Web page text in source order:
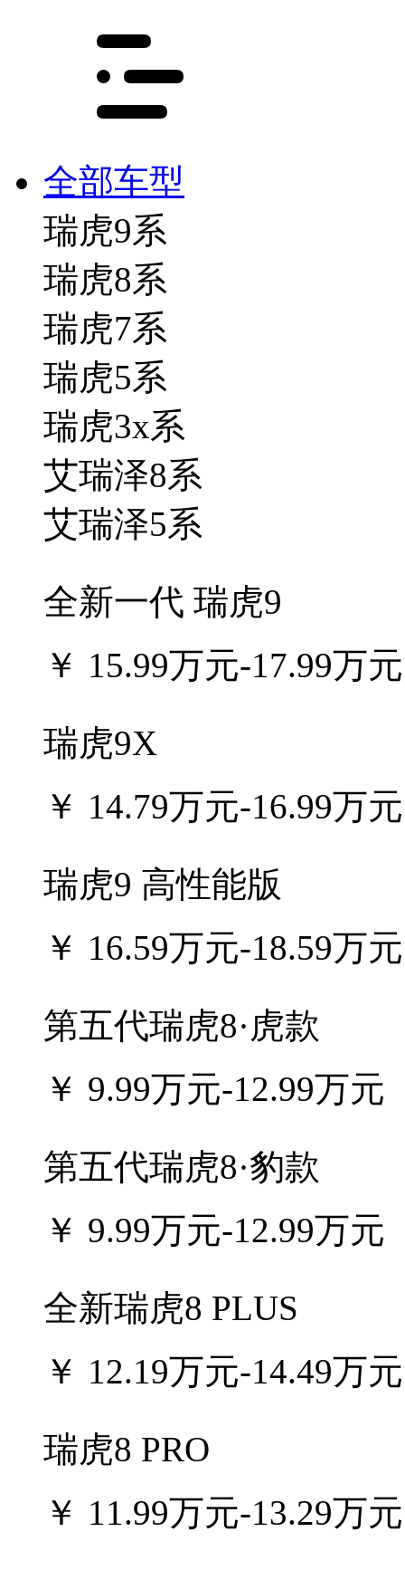
全部车型
瑞虎9系
瑞虎8系
瑞虎7系
瑞虎5系
瑞虎3x系
艾瑞泽8系
艾瑞泽5系
全新一代 瑞虎9
￥ 15.99万元-17.99万元
瑞虎9X
￥ 14.79万元-16.99万元
瑞虎9 高性能版
￥ 16.59万元-18.59万元
第五代瑞虎8·虎款
￥ 9.99万元-12.99万元
第五代瑞虎8·豹款
￥ 9.99万元-12.99万元
全新瑞虎8 PLUS
￥ 12.19万元-14.49万元
瑞虎8 PRO
￥ 11.99万元-13.29万元